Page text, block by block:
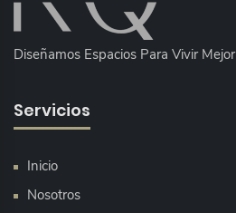
Diseñamos Espacios Para Vivir Mejor
Servicios
Inicio
Nosotros